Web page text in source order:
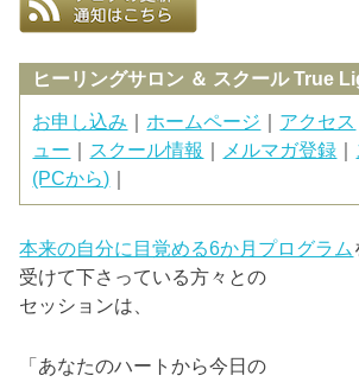
ヒーリングサロン ＆ スクール True
お申し込み ｜ ホームページ ｜ アクセス
ュー ｜ スクール情報 ｜ メルマガ登録 ｜
(PCから) ｜
本来の自分に目覚める6か月プログラム
受けて下さっている方々との
セッションは、
「あなたのハートから今日の